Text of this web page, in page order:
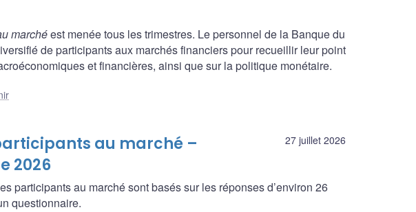
marchéest menée tous les trimestres. Le personnel de la Banque du
de participants aux marchés financiers pour recueillir leur point
et financières, ainsi que sur la politique monétaire.
27 juillet 2026
au marché –
2026
participants au marché sont basés sur les réponses d’environ 26
questionnaire.